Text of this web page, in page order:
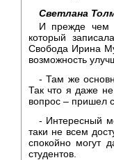
Светлана
И прежде чем
который
Свобода Ирина
возможность
- Там же
Так что я даже
вопрос – пришел
- Интересный
таки не всем
спокойно могут
студентов.